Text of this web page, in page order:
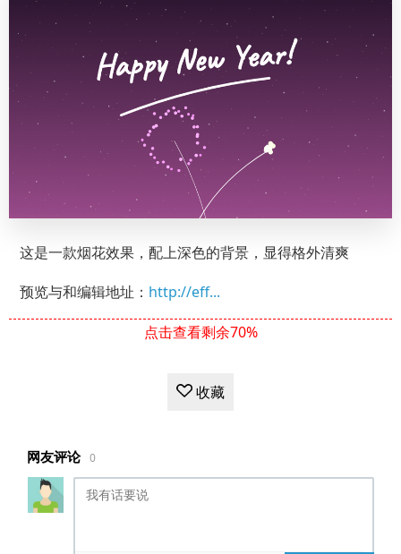
这是一款烟花效果，配上深色的背景，显得格外清爽
预览与和编辑地址： http://eff...
点击查看剩余70%
收藏
网友评论 0